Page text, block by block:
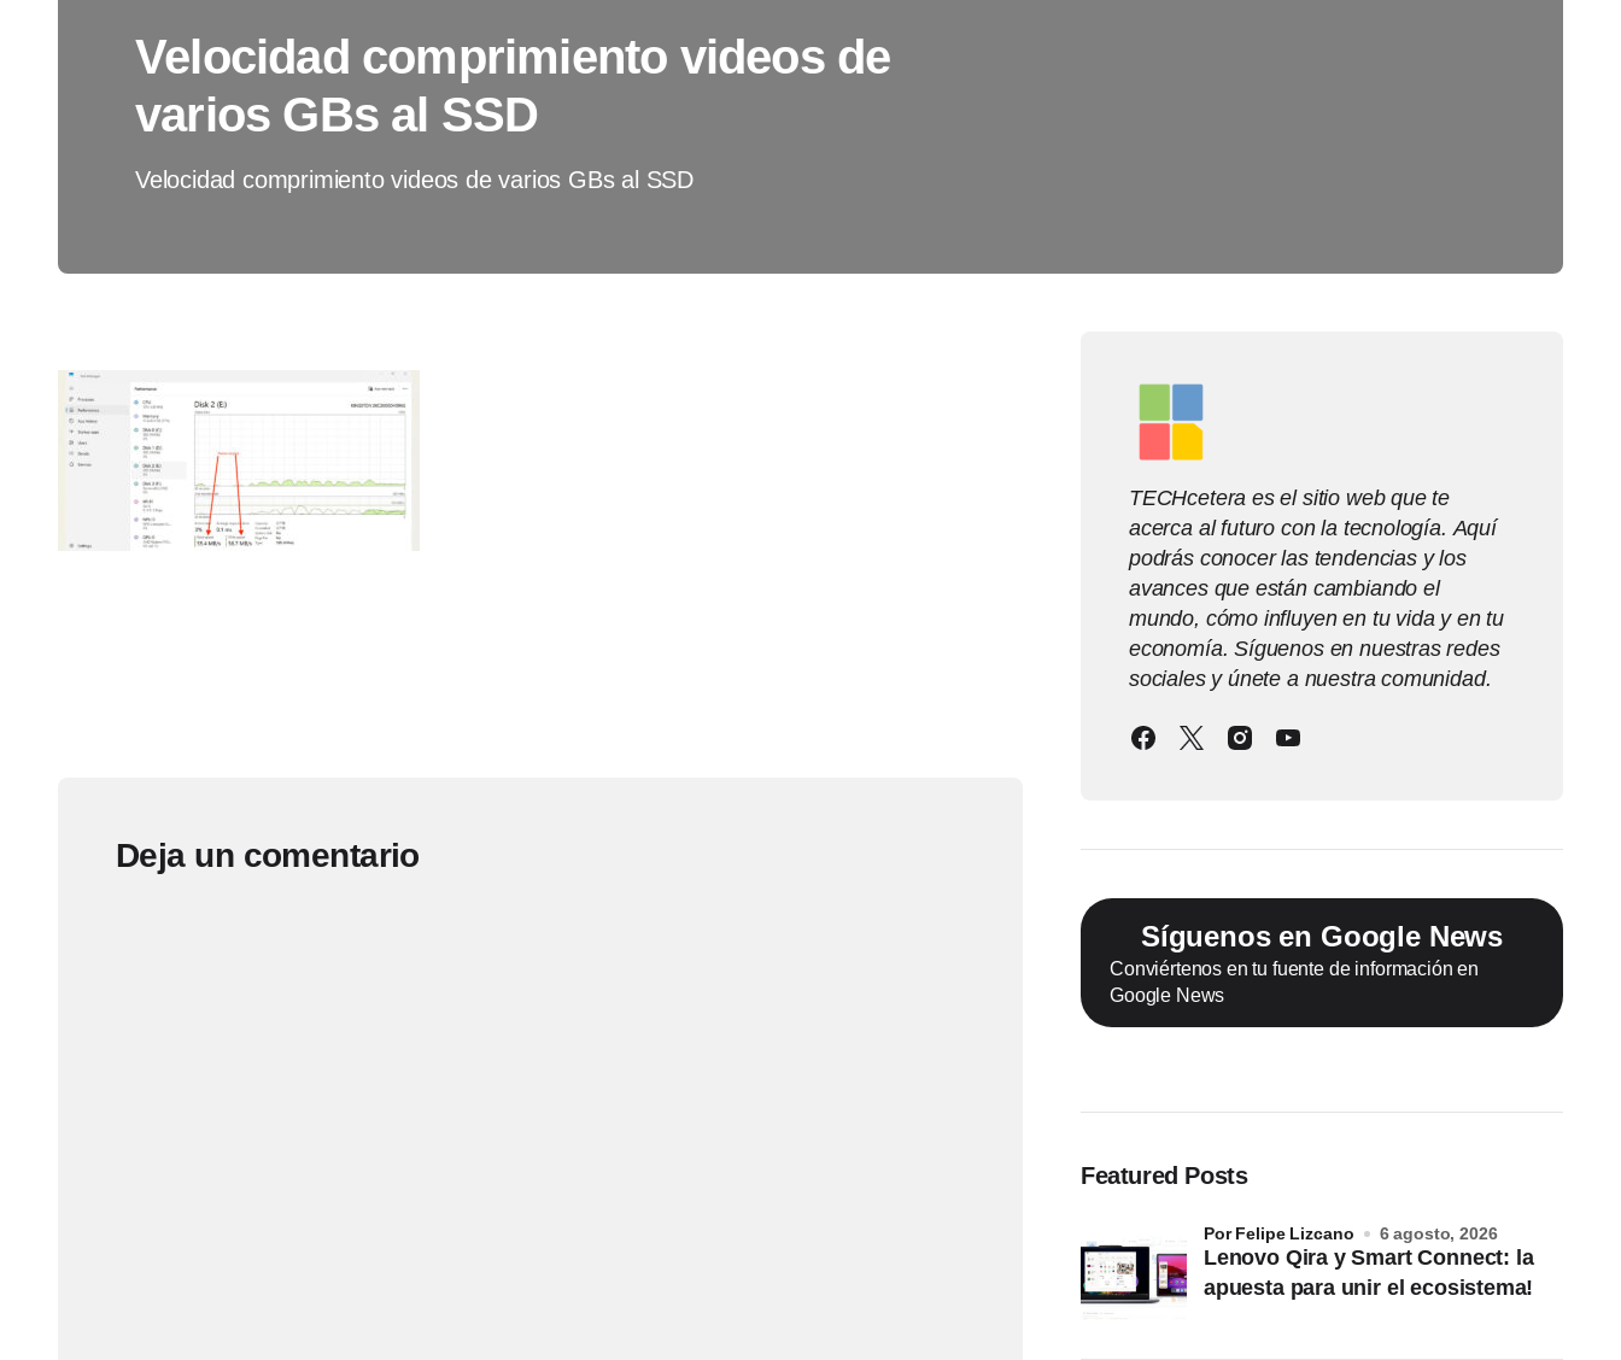
Velocidad comprimiento videos de
varios GBs al SSD
Velocidad comprimiento videos de varios GBs al SSD
Deja un comentario
TECHcetera es el sitio web que te
acerca al futuro con la tecnología. Aquí
podrás conocer las tendencias y los
avances que están cambiando el
mundo, cómo influyen en tu vida y en tu
economía. Síguenos en nuestras redes
sociales y únete a nuestra comunidad.
Síguenos en Google News
Conviértenos en tu fuente de información en
Google News
Featured Posts
Lenovo Qira y Smart Connect: la
apuesta para unir el ecosistema!
por Felipe Lizcano 6 agosto, 2026